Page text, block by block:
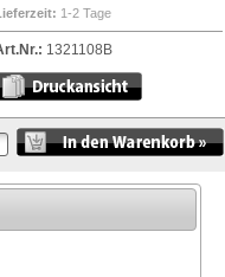
1-2 Tage
1321108B